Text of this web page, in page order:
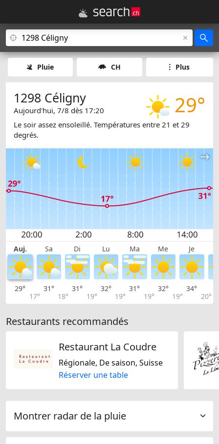
Pluie CH Plus
29°
1298 Céligny
Aujourd'hui, 7/8 dès 17:20
Le soir assez ensoleillé. Températures entre 21 et 29
degrés.
Auj. Sa Di Lu Ma Me Je
29°
17°
31°
18°
31°
19°
32°
19°
31°
19°
32°
19°
34°
20°
Restaurants recommandés
Restaurant La Coudre
Régionale, De saison, Suisse
Réserver une table
Montrer radar de la pluie